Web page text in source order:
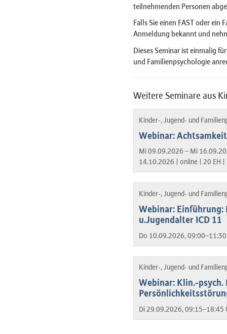
teilnehmenden Personen
Falls Sie einen FAST oder ein
Anmeldung bekannt und
Dieses Seminar ist einmalig
und Familienpsychologie
Weitere Seminare aus
Kinder-, Jugend- und
Webinar:
Mi 09.09.2026 – Mi
14.10.2026 | online | 20 EH |
Kinder-, Jugend- und
Webinar: Einführung:
u.Jugendalter ICD 11
Do 10.09.2026,
Kinder-, Jugend- und
Webinar: Klin.-psych.
Di 29.09.2026, 09:15–18:45